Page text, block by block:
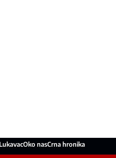
LukavacOko nasCrna hronika